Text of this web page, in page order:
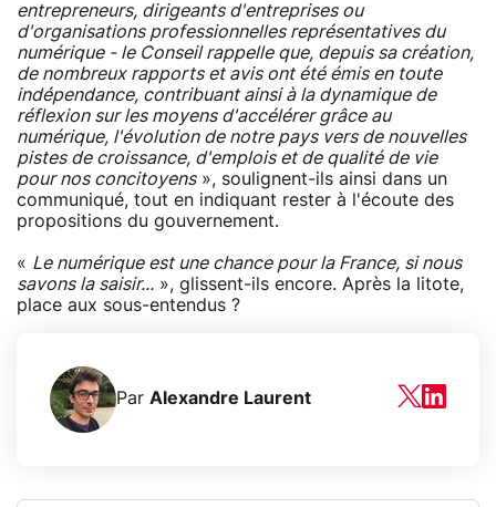
entrepreneurs, dirigeants d'entreprises ou
d'organisations professionnelles représentatives du
numérique -­ le Conseil rappelle que, depuis sa création,
de nombreux rapports et avis ont été émis en toute
indépendance, contribuant ainsi à la dynamique de
réflexion sur les moyens d'accélérer grâce au
numérique, l'évolution de notre pays vers de nouvelles
pistes de croissance, d'emplois et de qualité de vie
pour nos concitoyens», soulignent-ils ainsi dans un
communiqué, tout en indiquant rester à l'écoute des
propositions du gouvernement.
« Le numérique est une chance pour la France, si nous
savons la saisir... », glissent-ils encore. Après la litote,
place aux sous-entendus ?
Par Alexandre Laurent